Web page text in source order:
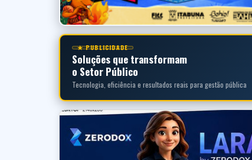
★ PUBLICIDADE
Soluções que transformam
o Setor Público
Tecnologia, eficiência e resultados reais para gestão pública